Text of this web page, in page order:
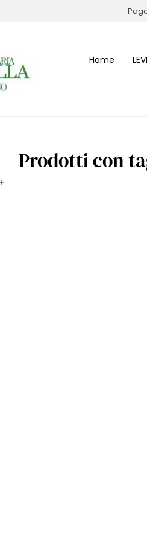
Home
Prodotti con